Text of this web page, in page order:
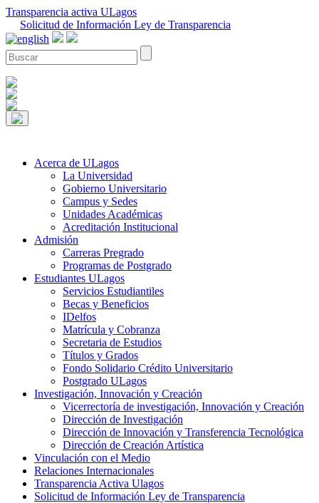
Transparencia activa ULagos
Solicitud de Información Ley de Transparencia
Acerca de ULagos
La Universidad
Gobierno Universitario
Campus y Sedes
Unidades Académicas
Acreditación Institucional
Admisión
Carreras Pregrado
Programas de Postgrado
Estudiantes ULagos
Servicios Estudiantiles
Becas y Beneficios
IDelfos
Matrícula y Cobranza
Secretaria de Estudios
Títulos y Grados
Fondo Solidario Crédito Universitario
Postgrado ULagos
Investigación, Innovación y Creación
Vicerrectoría de investigación, Innovación y Creación
Dirección de Investigación
Dirección de Innovación y Transferencia Tecnológica
Dirección de Creación Artística
Vinculación con el Medio
Relaciones Internacionales
Transparencia Activa Ulagos
Solicitud de Información Ley de Transparencia